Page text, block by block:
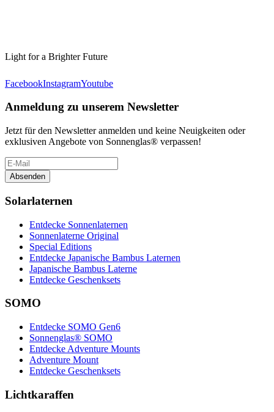
Light for a Brighter Future
FacebookInstagramYoutube
Anmeldung zu unserem Newsletter
Jetzt für den Newsletter anmelden und keine Neuigkeiten oder
exklusiven Angebote von Sonnenglas® verpassen!
Absenden
Solarlaternen
Entdecke Sonnenlaternen
Sonnenlaterne Original
Special Editions
Entdecke Japanische Bambus Laternen
Japanische Bambus Laterne
Entdecke Geschenksets
SOMO
Entdecke SOMO Gen6
Sonnenglas® SOMO
Entdecke Adventure Mounts
Adventure Mount
Entdecke Geschenksets
Lichtkaraffen